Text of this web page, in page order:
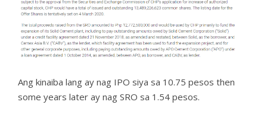
Ang kinaiba lang ay nag IPO siya sa 10.75 pesos then
some years later ay nag SRO sa 1.54 pesos.